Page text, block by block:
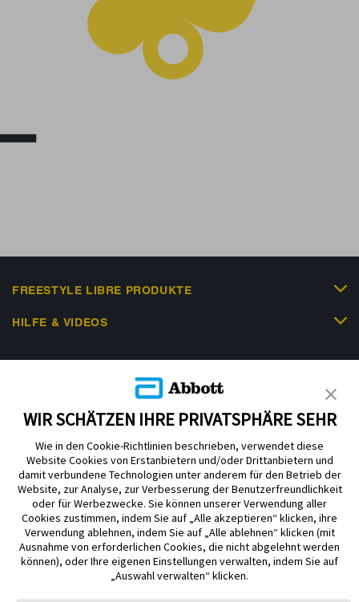
FREESTYLE LIBRE PRODUKTE
HILFE & VIDEOS
Impressum Nutzungsbedingungen
Datenschutzerklärung
Cookie Richtlinie
Barrierefreiheitserklärung
Mitteilung zur Datenverordnung
Cookie-Präferenzen
Copyright © 2026 Abbott. Alle Rechte vorbehalten. Libre, das
WIR SCHÄTZEN IHRE PRIVATSPHÄRE SEHR
Wie in den Cookie-Richtlinien beschrieben, verwendet diese
Website Cookies von Erstanbietern und/oder Drittanbietern und
damit verbundene Technologien unter anderem für den Betrieb der
Website, zur Analyse, zur Verbesserung der Benutzerfreundlichkeit
oder für Werbezwecke. Sie können unserer Verwendung aller
Cookies zustimmen, indem Sie auf „Alle akzeptieren“ klicken, ihre
Verwendung ablehnen, indem Sie auf „Alle ablehnen“ klicken (mit
Ausnahme von erforderlichen Cookies, die nicht abgelehnt werden
können), oder Ihre eigenen Einstellungen verwalten, indem Sie auf
„Auswahl verwalten“ klicken.